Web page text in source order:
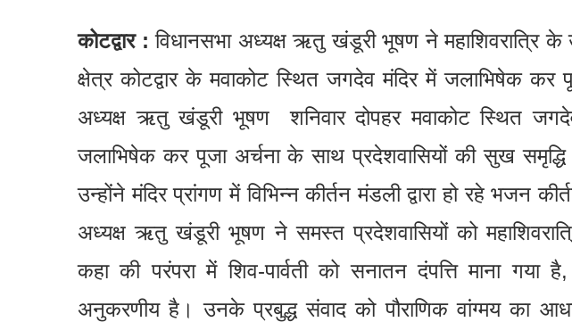
कोटद्वार : विधानसभा अध्यक्ष ऋतु खंडूरी भूषण ने महाशिवरात्रि के
क्षेत्र कोटद्वार के मवाकोट स्थित जगदेव मंदिर में जलाभिषेक कर
अध्यक्ष ऋतु खंडूरी भूषण शनिवार दोपहर मवाकोट स्थित
जलाभिषेक कर पूजा अर्चना के साथ प्रदेशवासियों की सुख समृद्धि
उन्होंने मंदिर प्रांगण में विभिन्न कीर्तन मंडली द्वारा हो रहे भजन
अध्यक्ष ऋतु खंडूरी भूषण ने समस्त प्रदेशवासियों को
कहा की परंपरा में शिव-पार्वती को सनातन दंपत्ति माना
अनुकरणीय है। उनके प्रबुद्ध संवाद को पौराणिक वांग्मय का